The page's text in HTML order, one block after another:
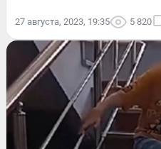
27 августа, 2023, 19:35 5 820